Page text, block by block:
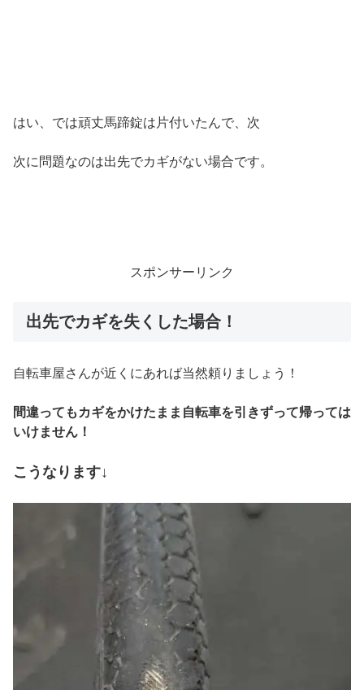
はい、では頑丈馬蹄錠は片付いたんで、次
次に問題なのは出先でカギがない場合です。
スポンサーリンク
出先でカギを失くした場合！
自転車屋さんが近くにあれば当然頼りましょう！
間違ってもカギをかけたまま自転車を引きずって帰っては
いけません！
こうなります↓